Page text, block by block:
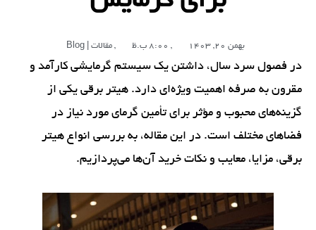
بهمن 20, 1403 , 8:00 ب.ظ , مقالات | Blog
در فصول سرد سال، داشتن یک سیستم گرمایشی کارآمد و
مقرون به صرفه اهمیت ویژه‌ای دارد. هیتر برقی یکی از
گزینه‌های محبوب و مؤثر برای تأمین گرمای مورد نیاز در
فضاهای مختلف است. در این مقاله، به بررسی انواع هیتر
برقی، مزایا، معایب و نکات خرید آن‌ها می‌پردازیم.